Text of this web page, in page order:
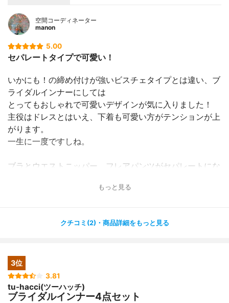
空間コーディネーター
manon
5.00
セパレートタイプで可愛い！
いかにも！の締め付けが強いビスチェタイプとは違い、ブ
ライダルインナーにしては
とってもおしゃれで可愛いデザインが気に入りました！
主役はドレスとはいえ、下着も可愛い方がテンションが上
がります。
一生に一度ですしね。
ブラとウエストニッパー、フレアパンツがセパレートにな
自分の体のパーツごとのサイズが選べてとってもよかった
私は上半身は華奢なのですが、お尻にボリュームがあるタ
シンプルなデザインが好きな方にはおすすめです！
もっと見る
クチコミ(2)・商品詳細をもっと見る
3位
3.81
tu-hacci(ツーハッチ)
ブライダルインナー4点セット